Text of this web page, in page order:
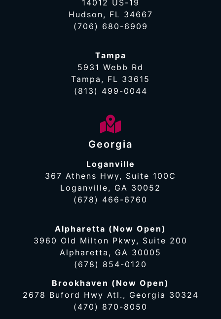
Georgia
Loganville
367 Athens Hwy, Suite 100C
Loganville, GA 30052
(678) 466-6760
14012 US-19
Hudson, FL 34667
(706) 680-6909
Alpharetta (Now Open)
3960 Old Milton Pkwy, Suite 200
Alpharetta, GA 30005
(678) 854-0120
Brookhaven (Now Open)
2678 Buford Hwy Atl., Georgia 30324
(470) 870-8050
Tampa
5931 Webb Rd
Tampa, FL 33615
(813) 499-0044